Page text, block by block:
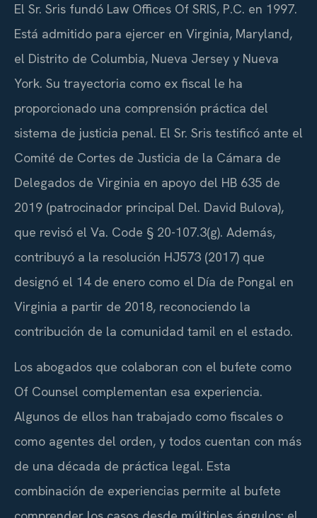
El Sr. Sris fundó Law Offices Of SRIS, P.C. en 1997.
Está admitido para ejercer en Virginia, Maryland,
el Distrito de Columbia, Nueva Jersey y Nueva
York. Su trayectoria como ex fiscal le ha
proporcionado una comprensión práctica del
sistema de justicia penal. El Sr. Sris testificó ante el
Comité de Cortes de Justicia de la Cámara de
Delegados de Virginia en apoyo del HB 635 de
2019 (patrocinador principal Del. David Bulova),
que revisó el Va. Code § 20-107.3(g). Además,
contribuyó a la resolución HJ573 (2017) que
designó el 14 de enero como el Día de Pongal en
Virginia a partir de 2018, reconociendo la
contribución de la comunidad tamil en el estado.
Los abogados que colaboran con el bufete como
Of Counsel complementan esa experiencia.
Algunos de ellos han trabajado como fiscales o
como agentes del orden, y todos cuentan con más
de una década de práctica legal. Esta
combinación de experiencias permite al bufete